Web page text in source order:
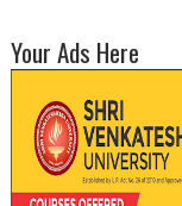
Your Ads Here